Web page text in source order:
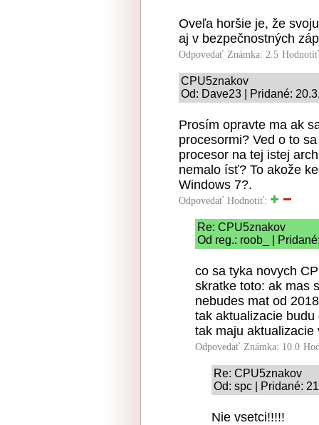
Oveľa horšie je, že
aj v bezpečnostných
Odpovedať Známka: 2.5
CPU5znakov
Od: Dave23 | Pridané:
Prosím opravte ma ak
procesormi? Ved o to
procesor na tej istej
nemalo ísť? To akože
Windows 7?.
Odpovedať Hodnotiť:
Re: CPU5znakov
Od reg.: roob_ |
co sa tyka novych
skratke toto: ak mas
nebudes mat od
tak aktualizacie
tak maju aktualizacie
Odpovedať Známka: 10.0
Re: CPU5znakov
Od: spc | Pridané:
Nie vsetci!!!!!